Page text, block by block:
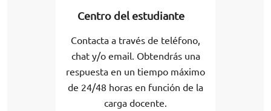
Centro del estudiante
Contacta a través de teléfono,
chat y/o email. Obtendrás una
respuesta en un tiempo máximo
de 24/48 horas en función de la
carga docente.